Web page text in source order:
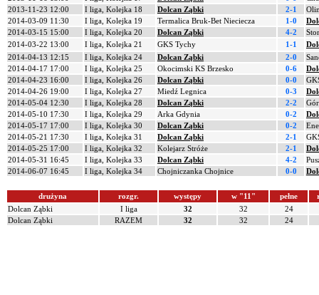
2013-11-23 12:00
I liga, Kolejka 18 Dolcan Ząbki 2-1
2014-03-09 11:30
I liga, Kolejka 19 Termalica Bruk-Bet Nieciecza 1-0
2014-03-15 15:00
I liga, Kolejka 20 Dolcan Ząbki 4-2
2014-03-22 13:00
I liga, Kolejka 21 GKS Tychy 1-1
2014-04-13 12:15
I liga, Kolejka 24 Dolcan Ząbki 2-0
2014-04-17 17:00
I liga, Kolejka 25 Okocimski KS Brzesko 0-6
2014-04-23 16:00
I liga, Kolejka 26 Dolcan Ząbki 0-0
2014-04-26 19:00
I liga, Kolejka 27 Miedź Legnica 0-3
2014-05-04 12:30
I liga, Kolejka 28 Dolcan Ząbki 2-2
2014-05-10 17:30
I liga, Kolejka 29 Arka Gdynia 0-2
2014-05-17 17:00
I liga, Kolejka 30 Dolcan Ząbki 0-2
2014-05-21 17:30
I liga, Kolejka 31 Dolcan Ząbki 2-1
2014-05-25 17:00
I liga, Kolejka 32 Kolejarz Stróże 2-1
2014-05-31 16:45
I liga, Kolejka 33 Dolcan Ząbki 4-2
2014-06-07 16:45
I liga, Kolejka 34 Chojniczanka Chojnice 0-0
drużyna rozgr. występy w "11" pełne
Dolcan Ząbki
I liga 32 32
24
Dolcan Ząbki
RAZEM 32 32 24